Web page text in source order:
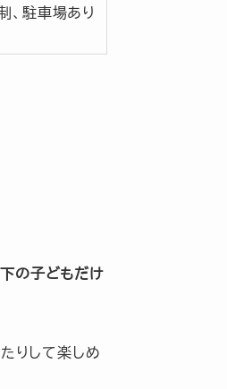
、駐車場あり
の子どもだけ
りして楽しめ